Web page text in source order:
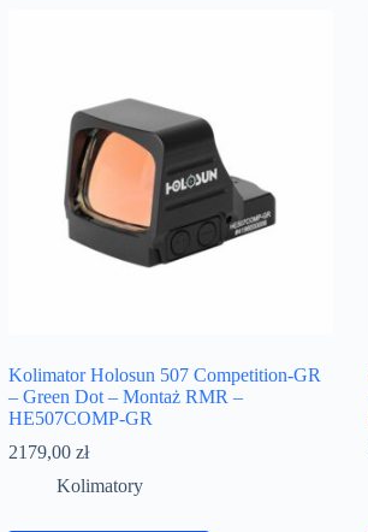
Kolimator Holosun 507 Competition-GR
– Green Dot – Montaż RMR –
HE507COMP-GR
2179,00 zł
Kolimatory